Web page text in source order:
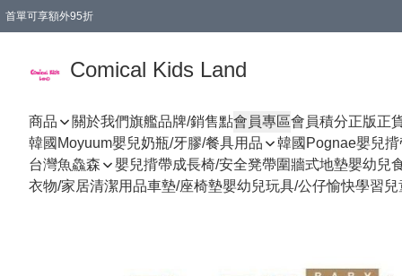
首單可享額外95折
Comical Kids Land
商品 關於我們旗艦品牌/銷售點會員專區會員積分正版正
韓國Moyuum嬰兒奶瓶/牙膠/餐具用品
韓國Pognae嬰兒揹
台灣魚鱻森
嬰兒揹帶成長椅/安全凳帶圍牆式地墊嬰幼兒
衣物/家居清潔用品車墊/座椅墊嬰幼兒玩具/公仔愉快學習